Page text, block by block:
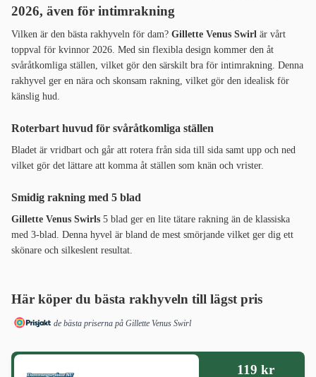
2026, även för intimrakning
Vilken är den bästa rakhyveln för dam? Gillette Venus Swirl är vårt
toppval för kvinnor 2026. Med sin flexibla design kommer den åt
svåråtkomliga ställen, vilket gör den särskilt bra för intimrakning. Denna
rakhyvel ger en nära och skonsam rakning, vilket gör den idealisk för
känslig hud.
Roterbart huvud för svåråtkomliga ställen
Bladet är vridbart och går att rotera från sida till sida samt upp och ned
vilket gör det lättare att komma åt ställen som knän och vrister.
Smidig rakning med 5 blad
Gillette Venus Swirls 5 blad ger en lite tätare rakning än de klassiska
med 3-blad. Denna hyvel är bland de mest smörjande vilket ger dig ett
skönare och silkeslent resultat.
Här köper du bästa rakhyveln till lägst pris
de bästa priserna på Gillette Venus Swirl
119 kr